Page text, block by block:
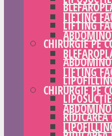
LIFTING
CHIRURGIE PE
LIPOSUCȚIE
RIDICAREA
LIFTING
LIFTING
CHIRURGIE PE